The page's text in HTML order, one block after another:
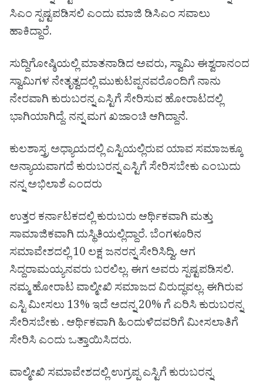
ಸಿಎಂ ಸ್ಪಷ್ಟಪಡಿಸಲಿ ಎಂದು ಮಾಜಿ ಡಿಸಿಎಂ ಸವಾಲು
ಹಾಕಿದ್ದಾರೆ.
ಸುದ್ದಿಗೋಷ್ಠಿಯಲ್ಲಿ ಮಾತನಾಡಿದ ಅವರು, ಸ್ವಾಮಿ ಈಶ್ವರಾನಂದ
ಸ್ವಾಮಿಗಳ ನೇತೃತ್ವದಲ್ಲಿ ಮುಕುಟಪ್ಪನವರೊಂದಿಗೆ ನಾನು
ನೇರವಾಗಿ ಕುರುಬರನ್ನ ಎಸ್ಟಿಗೆ ಸೇರಿಸುವ ಹೋರಾಟದಲ್ಲಿ
ಭಾಗಿಯಾಗಿದ್ದೆ. ನನ್ನ ಮಗ ಖಜಾಂಚಿ ಆಗಿದ್ದಾನೆ.
ಕುಲಶಾಸ್ತ್ರ ಅಧ್ಯಾಯದಲ್ಲಿ ಎಸ್ಟಿಯಲ್ಲಿರುವ ಯಾವ ಸಮಾಜಕ್ಕೂ
ಅನ್ಯಾಯವಾಗದೆ ಕುರುಬರನ್ನ ಎಸ್ಟಿಗೆ ಸೇರಿಸಬೇಕು ಎಂಬುದು
ನನ್ನ ಅಭಿಲಾಶೆ ಎಂದರು
ಉತ್ತರ ಕರ್ನಾಟಕದಲ್ಲಿ ಕುರುಬರು ಆರ್ಥಿಕವಾಗಿ ಮತ್ತು
ಸಾಮಾಜಿಕವಾಗಿ ದುಸ್ಥಿತಿಯಲ್ಲಿದ್ದಾರೆ. ಬೆಂಗಳೂರಿನ
ಸಮಾವೇಶದಲ್ಲಿ 10 ಲಕ್ಷ ಜನರನ್ನ ಸೇರಿಸಿದ್ವಿ. ಆಗ
ಸಿದ್ದರಾಮಯ್ಯನವರು ಬರಲಿಲ್ಲ. ಈಗ ಅವರು ಸ್ಪಷ್ಟಪಡಿಸಲಿ.
ನಮ್ಮ ಹೋರಾಟ ವಾಲ್ಮೀಖಿ ಸಮಾಜದ ವಿರುದ್ಧವಲ್ಲ. ಈಗಿರುವ
ಎಸ್ಟಿ ಮೀಸಲು 13% ಇದೆ ಅದನ್ನ 20% ಗೆ ಏರಿಸಿ ಕುರುಬರನ್ನ
ಸೇರಿಸಬೇಕು . ಆರ್ಥಿಕವಾಗಿ ಹಿಂದುಳಿದವರಿಗೆ ಮೀಸಲಾತಿಗೆ
ಸೇರಿಸಿ ಎಂದು ಒತ್ತಾಯಿಸಿದರು.
ವಾಲ್ಮೀಖಿ ಸಮಾವೇಶದಲ್ಲಿ ಉಗ್ರಪ್ಪ ಎಸ್ಟಿಗೆ ಕುರುಬರನ್ನ